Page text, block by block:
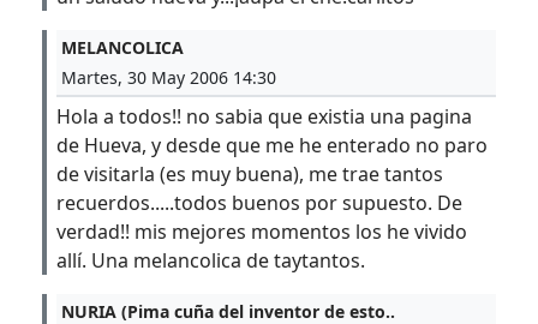
MELANCOLICA
Martes, 30 May 2006 14:30
Hola a todos!! no sabia que existia una pagina
de Hueva, y desde que me he enterado no paro
de visitarla (es muy buena), me trae tantos
recuerdos.....todos buenos por supuesto. De
verdad!! mis mejores momentos los he vivido
allí. Una melancolica de taytantos.
NURIA (Pima cuña del inventor de esto..